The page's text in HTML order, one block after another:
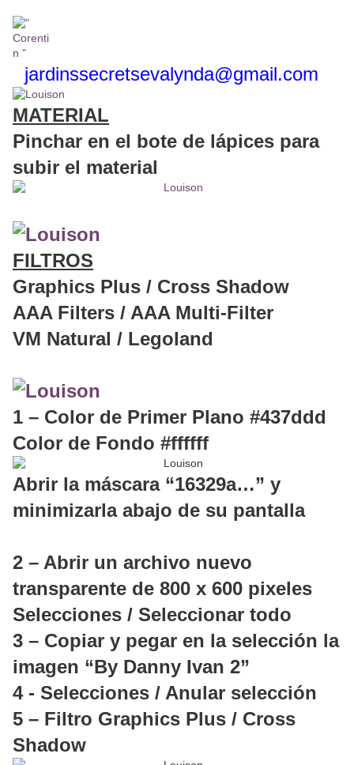
jardinssecretsevalynda@gmail.com
MATERIAL
Pinchar en el bote de lápices para
subir el material
FILTROS
Graphics Plus / Cross Shadow
AAA Filters / AAA Multi-Filter
VM Natural / Legoland
1 – Color de Primer Plano #437ddd
Color de Fondo #ffffff
Abrir la máscara “16329a…” y
minimizarla abajo de su pantalla
2 – Abrir un archivo nuevo
transparente de 800 x 600 pixeles
Selecciones / Seleccionar todo
3 – Copiar y pegar en la selección la
imagen “By Danny Ivan 2”
4 - Selecciones / Anular selección
5 – Filtro Graphics Plus / Cross
Shadow